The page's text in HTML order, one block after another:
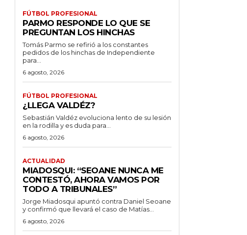
FÚTBOL PROFESIONAL
PARMO RESPONDE LO QUE SE
PREGUNTAN LOS HINCHAS
Tomás Parmo se refirió a los constantes
pedidos de los hinchas de Independiente
para...
6 agosto, 2026
FÚTBOL PROFESIONAL
¿LLEGA VALDÉZ?
Sebastián Valdéz evoluciona lento de su lesión
en la rodilla y es duda para...
6 agosto, 2026
ACTUALIDAD
MIADOSQUI: “SEOANE NUNCA ME
CONTESTÓ, AHORA VAMOS POR
TODO A TRIBUNALES”
Jorge Miadosqui apuntó contra Daniel Seoane
y confirmó que llevará el caso de Matías...
6 agosto, 2026